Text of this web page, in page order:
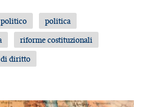
politico
politica
riforme costituzionali
di diritto